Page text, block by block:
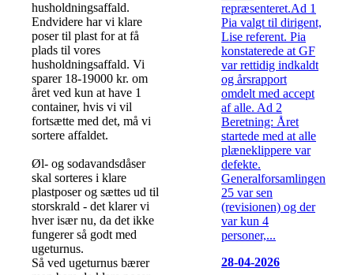
husholdningsaffald.
Endvidere har vi klare
poser til plast for at få
plads til vores
husholdningsaffald. Vi
sparer 18-19000 kr. om
året ved kun at have 1
container, hvis vi vil
fortsætte med det, må vi
sortere affaldet.
Øl- og sodavandsdåser
skal sorteres i klare
plastposer og sættes ud til
storskrald - det klarer vi
hver især nu, da det ikke
fungerer så godt med
ugeturnus.
Så ved ugeturnus bærer
repræsenteret.Ad 1
Pia valgt til dirigent,
Lise referent. Pia
konstaterede at GF
var rettidig indkaldt
og årsrapport
omdelt med accept
af alle. Ad 2
Beretning: Året
startede med at alle
plæneklippere var
defekte.
Generalforsamlingen
25 var sen
(revisionen) og der
var kun 4
personer,...
28-04-2026